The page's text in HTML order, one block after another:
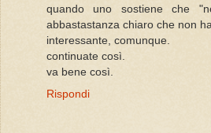
quando uno sostiene che
abbastastanza chiaro che non
interessante, comunque.
continuate così.
va bene così.
Rispondi